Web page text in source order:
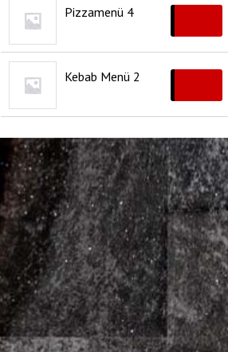
Pizzamenü 4
Kebab Menü 2